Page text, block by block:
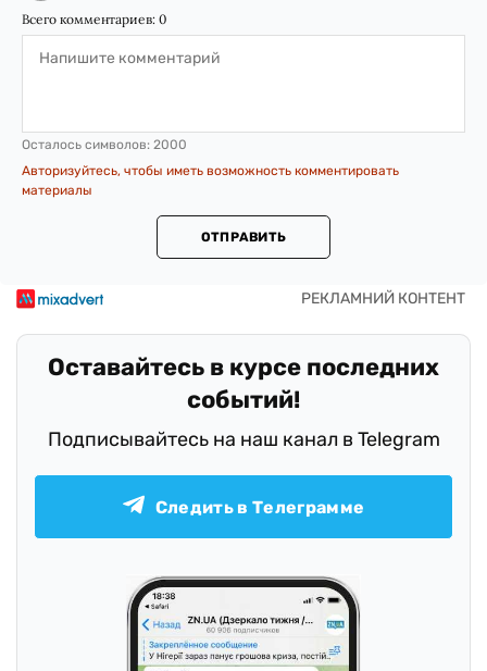
Всего комментариев: 0
Осталось символов: 2000
Авторизуйтесь, чтобы иметь возможность комментировать
материалы
ОТПРАВИТЬ
Оставайтесь в курсе последних
событий!
Подписывайтесь на наш канал в Telegram
Следить в Телеграмме